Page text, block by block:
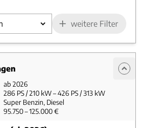
weitere Filter
ab 2026
286 PS / 210 kW – 426 PS / 313 kW
Super Benzin, Diesel
95.750 – 125.000 €